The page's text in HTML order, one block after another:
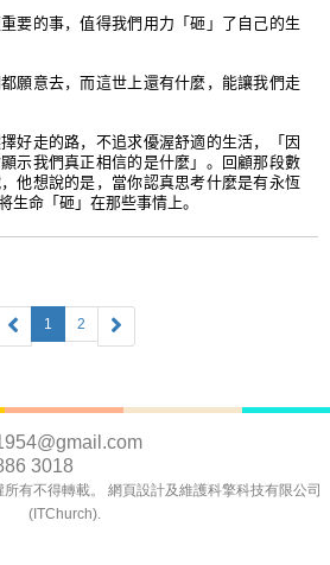
要的事，值得我們用力「砸」了自己的生
願意去，而這世上還有什麼，能讓我們走
好走的路，不追求優渥舒適的生活，「因
示我們真正相信的是什麼」。回顧那段數
他想說的是，當你認真思考什麼是有永恆
生命「砸」在那些事情上。
1 2
3018
有不得轉載。 網頁設計及維護科擎科技有限公司
(ITChurch).